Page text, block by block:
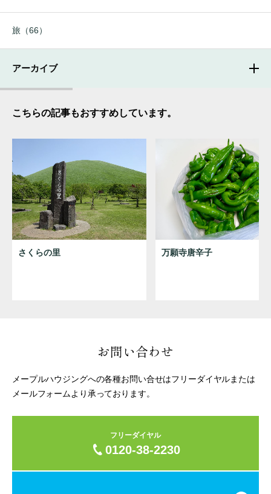
旅（66）
アーカイブ
こちらの記事もおすすめしています。
さくらの里 万願寺唐辛子
お問い合わせ
メープルハウジングへの各種お問い合せはフリーダイヤルまたは
メールフォームより承っております。
フリーダイヤル
0120-38-2230